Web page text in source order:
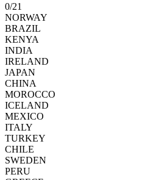
0/21
NORWAY
BRAZIL
KENYA
INDIA
IRELAND
JAPAN
CHINA
MOROCCO
ICELAND
MEXICO
ITALY
TURKEY
CHILE
SWEDEN
PERU